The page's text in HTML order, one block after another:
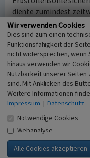
diente zumindest
der Zeche Altendorfer
Nachdem die Zeche
worden war, stellte
Förderung ein.
Zeche Prinz Wilhelm
übernommen (seit
Erbstollen geriet 1907
Gewerkschaft
Adler und damit 1929
von Vereinigung/
spätestens 1910 dem
überlebte als
Wir verwenden Cookies
Dies sind zum einen
Funktionsfähigkeit der
nicht widersprechen, wenn
hinaus verwenden wir
Nutzbarkeit unserer
sind. Mit Anklicken des
Weitere Informationen
Impressum | Datenschutz
Notwendige Cookies
Webanalyse